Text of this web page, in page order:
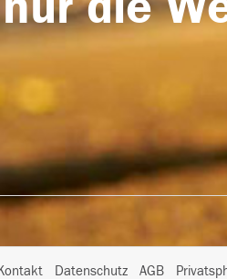
Datenschutz AGB